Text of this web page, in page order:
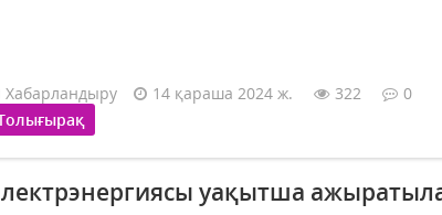
Хабарландыру 14 қараша 2024 ж. 322
0
уақытша